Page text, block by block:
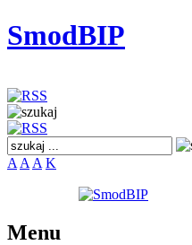
SmodBIP
A A A K
Menu